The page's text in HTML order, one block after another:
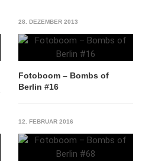
28. DEZEMBER 2013
Fotoboom – Bombs of
Berlin #16
12. FEBRUAR 2016